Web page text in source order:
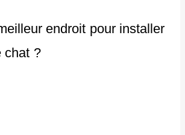
endroit pour installer
chat ?